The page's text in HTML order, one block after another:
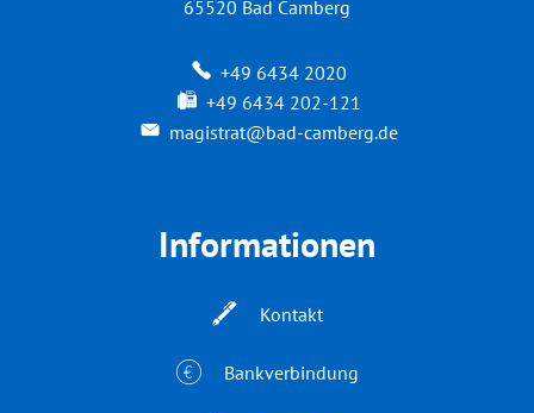
65520 Bad Camberg
+49 6434 2020
+49 6434 202-121
magistrat@bad-camberg.de
Informationen
Kontakt
Bankverbindung